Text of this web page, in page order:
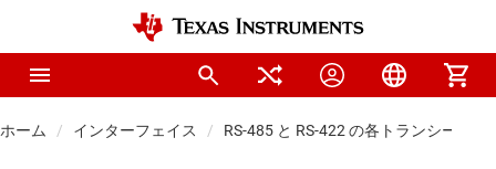
ホーム インターフェイス RS-485 と RS-422 の各トランシーバ